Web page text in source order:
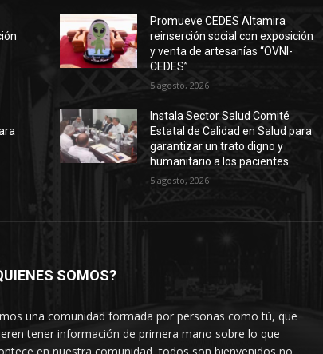
Promueve CEDES Altamira
reinserción social con exposición
y venta de artesanías “OVNI-
CEDES”
5 agosto, 2026
Instala Sector Salud Comité
Estatal de Calidad en Salud para
garantizar un trato digno y
humanitario a los pacientes
5 agosto, 2026
SOMOS?
una comunidad formada por personas como tú, que
tener información de primera mano sobre lo que